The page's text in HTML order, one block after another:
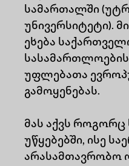
სამართალში
უნივერსიტეტი).
ეხება
სასამართლოების
უფლებათა
გამოყენებას.
მას აქვს
უწყებებში, ისე
არასამთავრობო